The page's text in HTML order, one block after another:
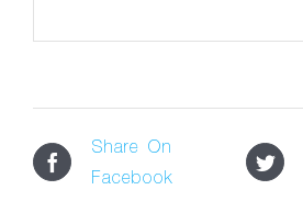
Share On
Facebook